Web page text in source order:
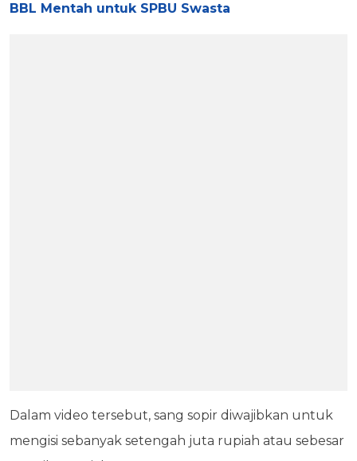
BBL Mentah untuk SPBU Swasta
Dalam video tersebut, sang sopir diwajibkan untuk
mengisi sebanyak setengah juta rupiah atau sebesar